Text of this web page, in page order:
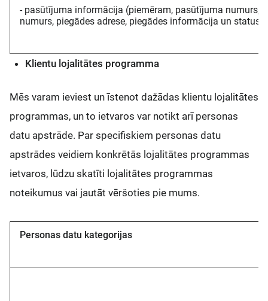
- pasūtījuma informācija (piemēram, pasūtījuma numurs,
numurs, piegādes adrese, piegādes informācija un
Klientu lojalitātes programma
Mēs varam ieviest un īstenot dažādas klientu lojalitātes
programmas, un to ietvaros var notikt arī personas
datu apstrāde. Par specifiskiem personas datu
apstrādes veidiem konkrētās lojalitātes programmas
ietvaros, lūdzu skatīti lojalitātes programmas
noteikumus vai jautāt vēršoties pie mums.
Personas datu kategorijas